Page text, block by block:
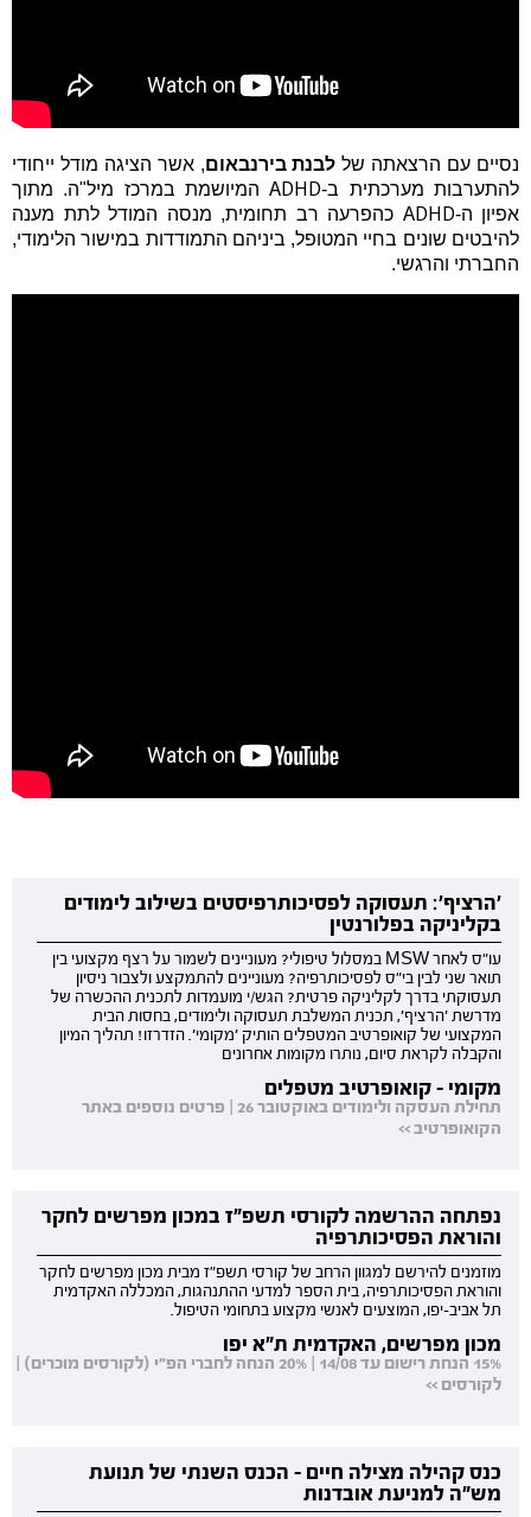
נסיים עם הרצאתה של לבנת בירנבאום, אשר הציגה מודל ייחודי
להתערבות מערכתית ב-ADHD המיושמת במרכז מיל"ה. מתוך
אפיון ה-ADHD כהפרעה רב תחומית, מנסה המודל לתת מענה
להיבטים שונים בחיי המטופל, ביניהם התמודדות במישור הלימודי,
החברתי והרגשי.
'הרציף': תעסוקה לפסיכותרפיסטים בשילוב לימודים
בקליניקה בפלורנטין
עו"ס לאחר MSW במסלול טיפולי? מעוניינים לשמור על רצף מקצועי בין
תואר שני לבין בי"ס לפסיכותרפיה? מעוניינים להתמקצע ולצבור ניסיון
תעסוקתי בדרך לקליניקה פרטית? הגש/י מועמדות לתכנית ההכשרה של
מדרשת 'הרציף', תכנית המשלבת תעסוקה ולימודים, בחסות הבית
המקצועי של קואופרטיב המטפלים הותיק 'מקומי'. הזדרזו! תהליך המיון
והקבלה לקראת סיום, נותרו מקומות אחרונים
מקומי - קואופרטיב מטפלים
תחילת העסקה ולימודים באוקטובר 26 | פרטים נוספים באתר
הקואופרטיב >>
נפתחה ההרשמה לקורסי תשפ"ז במכון מפרשים לחקר
והוראת הפסיכותרפיה
מוזמנים להירשם למגוון הרחב של קורסי תשפ"ז מבית מכון מפרשים לחקר
והוראת הפסיכותרפיה, בית הספר למדעי ההתנהגות, המכללה האקדמית
תל אביב-יפו, המוצעים לאנשי מקצוע בתחומי הטיפול.
מכון מפרשים, האקדמית ת"א יפו
15% הנחת רישום עד 14/08 | 20% הנחה לחברי הפ"י (לקורסים מוכרים) |
לקורסים >>
כנס קהילה מצילה חיים - הכנס השנתי של תנועת
מש"ה למניעת אובדנות